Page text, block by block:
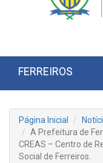
FERREIROS
Página Inicial
A Prefeitura de
CREAS – Centro de
Social de Ferreiros.